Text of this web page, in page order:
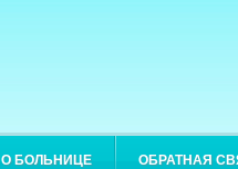
О БОЛЬНИЦЕ ОБРАТНАЯ